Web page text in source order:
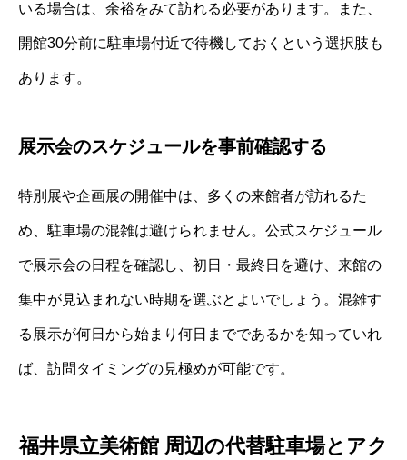
いる場合は、余裕をみて訪れる必要があります。また、
開館30分前に駐車場付近で待機しておくという選択肢も
あります。
展示会のスケジュールを事前確認する
特別展や企画展の開催中は、多くの来館者が訪れるた
め、駐車場の混雑は避けられません。公式スケジュール
で展示会の日程を確認し、初日・最終日を避け、来館の
集中が見込まれない時期を選ぶとよいでしょう。混雑す
る展示が何日から始まり何日までであるかを知っていれ
ば、訪問タイミングの見極めが可能です。
福井県立美術館 周辺の代替駐車場とアク